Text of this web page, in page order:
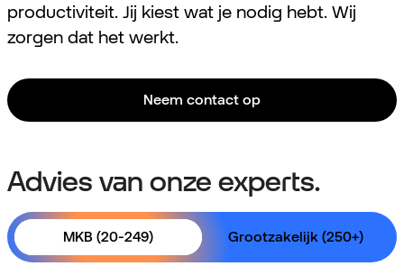
productiviteit. Jij kiest wat je nodig hebt. Wij
zorgen dat het werkt.
Neem contact op
Advies van onze experts.
MKB (20-249) Grootzakelijk (250+)